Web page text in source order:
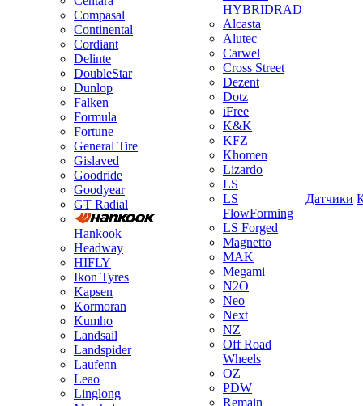
Compasal
Continental
Cordiant
Delinte
DoubleStar
Dunlop
Falken
Formula
Fortune
General Tire
Gislaved
Goodride
Goodyear
GT Radial
Hankook
Headway
HIFLY
Ikon Tyres
Kapsen
Kormoran
Kumho
Landsail
Landspider
Laufenn
Leao
Linglong
HYBRIDRAD
Alcasta
Alutec
Carwel
Cross Street
Dezent
Dotz
iFree
K&K
KFZ
Khomen
Lizardo
LS
LS
FlowForming
LS Forged
Magnetto
MAK
Megami
N2O
Neo
Next
NZ
Off Road
Wheels
OZ
PDW
Remain
Датчики